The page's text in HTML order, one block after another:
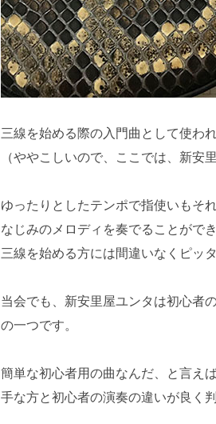
三線を始める際の入門曲として使わ
（ややこしいので、ここでは、新安
ゆったりとしたテンポで指使いもそ
なじみのメロディを奏でることがで
三線を始める方には間違いなくピッ
当会でも、新安里屋ユンタは初心者
の一つです。
簡単な初心者用の曲なんだ、と言え
手な方と初心者の演奏の違いが良く